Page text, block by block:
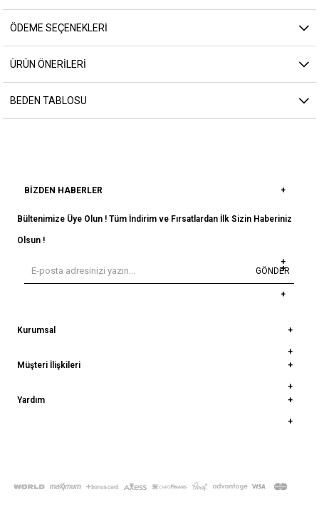
ÖDEME SEÇENEKLERI
ÜRÜN ÖNERILERI
BEDEN TABLOSU
BIZDEN HABERLER
Bültenimize Üye Olun ! Tüm İndirim ve Fırsatlardan İlk Sizin Haberiniz
Olsun !
GÖNDER
Kurumsal
Müşteri İlişkileri
Yardım